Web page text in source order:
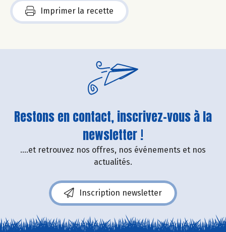
Imprimer la recette
Restons en contact, inscrivez-vous à la
newsletter !
....et retrouvez nos offres, nos événements et nos
actualités.
Inscription newsletter